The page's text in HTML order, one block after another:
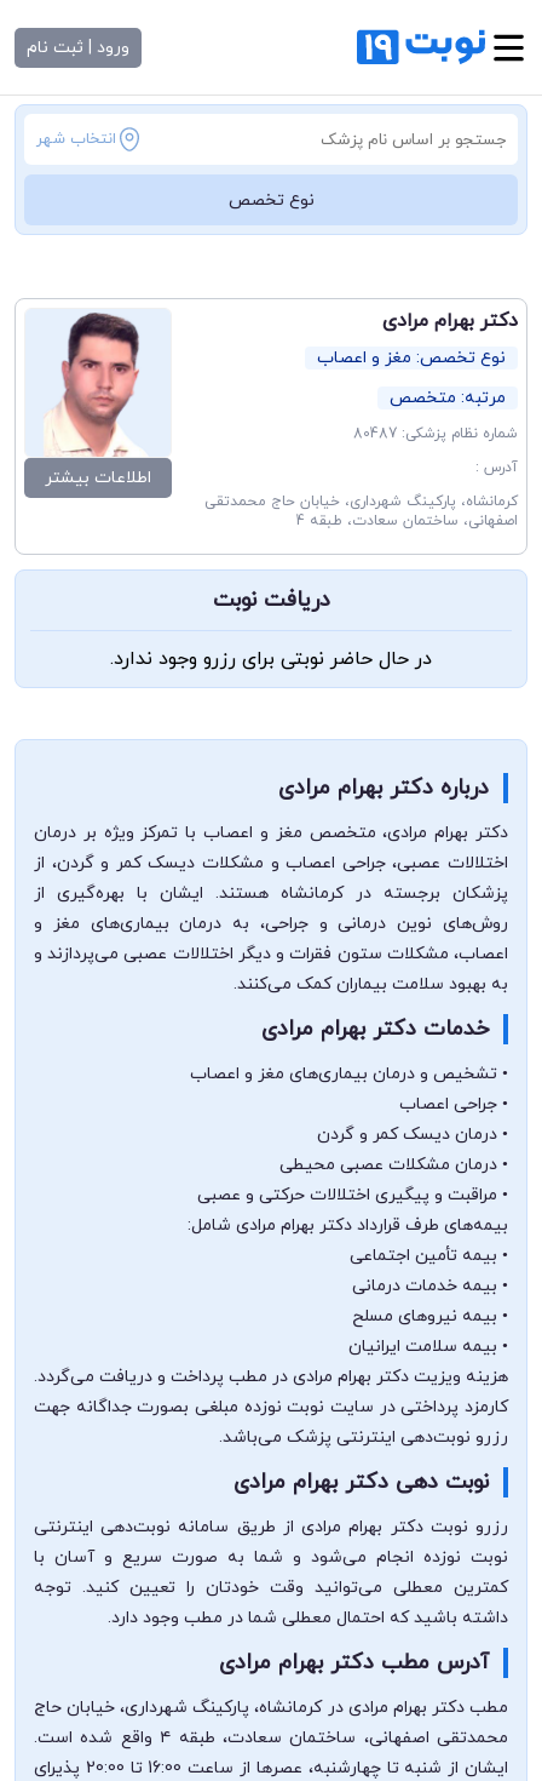
ورود | ثبت نام
انتخاب شهر
نوع تخصص
دکتر بهرام مرادی
نوع تخصص: مغز و اعصاب
مرتبه: متخصص
شماره نظام پزشکی: 80487
آدرس :
کرمانشاه، پارکینگ شهرداری، خیابان حاج محمدتقی
اصفهانی، ساختمان سعادت، طبقه 4
اطلاعات بیشتر
دریافت نوبت
در حال حاضر نوبتی برای رزرو وجود ندارد.
درباره دکتر بهرام مرادی
دکتر بهرام مرادی، متخصص مغز و اعصاب با تمرکز ویژه بر درمان
اختلالات عصبی، جراحی اعصاب و مشکلات دیسک کمر و گردن، از
پزشکان برجسته در کرمانشاه هستند. ایشان با بهره‌گیری از
روش‌های نوین درمانی و جراحی، به درمان بیماری‌های مغز و
اعصاب، مشکلات ستون فقرات و دیگر اختلالات عصبی می‌پردازند و
به بهبود سلامت بیماران کمک می‌کنند.
خدمات دکتر بهرام مرادی
• تشخیص و درمان بیماری‌های مغز و اعصاب
• جراحی اعصاب
• درمان دیسک کمر و گردن
• درمان مشکلات عصبی محیطی
• مراقبت و پیگیری اختلالات حرکتی و عصبی
بیمه‌های طرف قرارداد دکتر بهرام مرادی شامل:
• بیمه تأمین اجتماعی
• بیمه خدمات درمانی
• بیمه نیروهای مسلح
• بیمه سلامت ایرانیان
هزینه ویزیت دکتر بهرام مرادی در مطب پرداخت و دریافت می‌گردد.
کارمزد پرداختی در سایت نوبت نوزده مبلغی بصورت جداگانه جهت
رزرو نوبت‌دهی اینترنتی پزشک می‌باشد.
نوبت دهی دکتر بهرام مرادی
رزرو نوبت دکتر بهرام مرادی از طریق سامانه نوبت‌دهی اینترنتی
نوبت نوزده انجام می‌شود و شما به صورت سریع و آسان با
کمترین معطلی می‌توانید وقت خودتان را تعیین کنید. توجه
داشته باشید که احتمال معطلی شما در مطب وجود دارد.
آدرس مطب دکتر بهرام مرادی
مطب دکتر بهرام مرادی در کرمانشاه، پارکینگ شهرداری، خیابان حاج
محمدتقی اصفهانی، ساختمان سعادت، طبقه ۴ واقع شده است.
ایشان از شنبه تا چهارشنبه، عصرها از ساعت 16:00 تا 20:00 پذیرای